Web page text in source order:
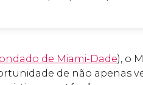
de Miami-Dade), o
de não apenas